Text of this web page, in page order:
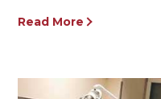
Read More